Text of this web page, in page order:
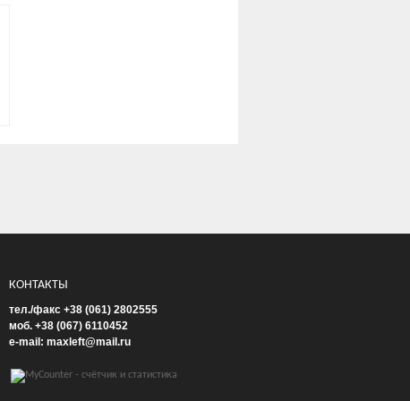
КОНТАКТЫ
тел./факс +38 (061) 2802555
моб. +38 (067) 6110452
e-mail: maxleft@mail.ru